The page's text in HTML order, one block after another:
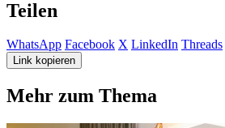
Teilen
WhatsApp Facebook X LinkedIn Threads
Link kopieren
Mehr zum Thema